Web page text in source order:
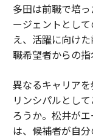
多田は前職で培
ージェントとし
え、活躍に向け
職希望者からの指
異なるキャリア
リンシパルとし
ろうか。松井が
は、候補者が自分